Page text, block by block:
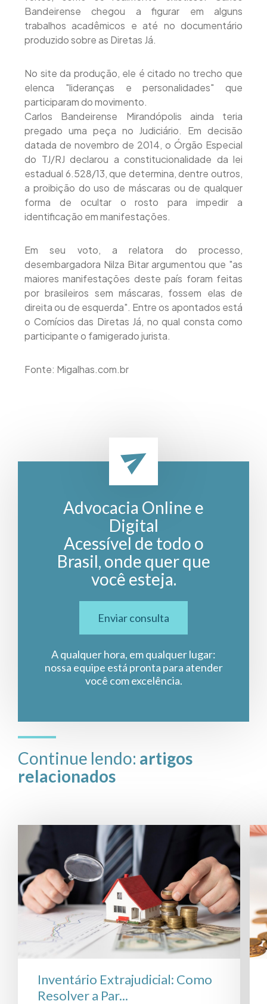
Bandeirense chegou a figurar em alguns
trabalhos acadêmicos e até no documentário
produzido sobre as Diretas Já.
No site da produção, ele é citado no trecho que
elenca "lideranças e personalidades" que
participaram do movimento.
Carlos Bandeirense Mirandópolis ainda teria
pregado uma peça no Judiciário. Em decisão
datada de novembro de 2014, o Órgão Especial
do TJ/RJ declarou a constitucionalidade da lei
estadual 6.528/13, que determina, dentre outros,
a proibição do uso de máscaras ou de qualquer
forma de ocultar o rosto para impedir a
identificação em manifestações.
Em seu voto, a relatora do processo,
desembargadora Nilza Bitar argumentou que "as
maiores manifestações deste país foram feitas
por brasileiros sem máscaras, fossem elas de
direita ou de esquerda". Entre os apontados está
o Comícios das Diretas Já, no qual consta como
participante o famigerado jurista.
Fonte: Migalhas.com.br
Advocacia Online e
Digital
Acessível de todo o
Brasil, onde quer que
você esteja.
Enviar consulta
A qualquer hora, em qualquer lugar:
nossa equipe está pronta para atender
você com excelência.
Continue lendo: artigos
relacionados
Inventário Extrajudicial: Como
Resolver a Par...